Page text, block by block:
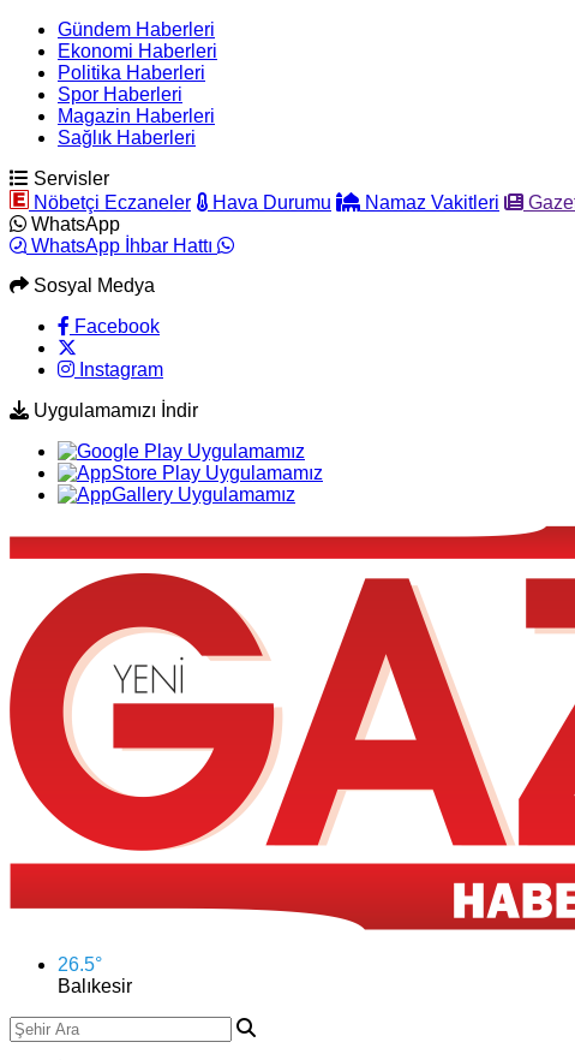
Gündem Haberleri
Ekonomi Haberleri
Politika Haberleri
Spor Haberleri
Magazin Haberleri
Sağlık Haberleri
Servisler
Nöbetçi Eczaneler
Hava Durumu Namaz Vakitleri
WhatsApp
WhatsApp İhbar Hattı
Sosyal Medya
Facebook
Instagram
Uygulamamızı İndir
26.5°
Balıkesir